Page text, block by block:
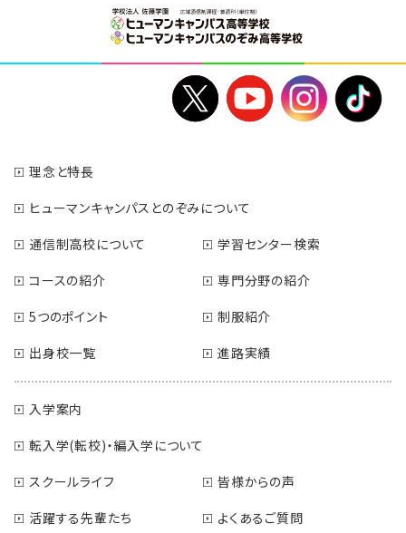
理念と特長
ヒューマンキャンパスとのぞみについて
通信制高校について
学習センター検索
コースの紹介
専門分野の紹介
5つのポイント
制服紹介
出身校一覧
進路実績
入学案内
転入学(転校)・編入学について
スクールライフ
皆様からの声
活躍する先輩たち
よくあるご質問